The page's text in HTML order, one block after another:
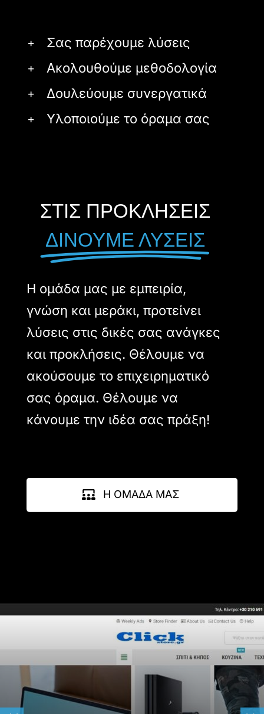
Σας παρέχουμε λύσεις
Ακολουθούμε μεθοδολογία
Δουλεύουμε συνεργατικά
Υλοποιούμε το όραμα σας
ΣΤΙΣ ΠΡΟΚΛΗΣΕΙΣ
ΔΙΝΟΥΜΕ ΛΥΣΕΙΣ
Η ομάδα μας με εμπειρία,
γνώση και μεράκι, προτείνει
λύσεις στις δικές σας ανάγκες
και προκλήσεις. Θέλουμε να
ακούσουμε το επιχειρηματικό
σας όραμα. Θέλουμε να
κάνουμε την ιδέα σας πράξη!
Η ΟΜΑΔΑ ΜΑΣ